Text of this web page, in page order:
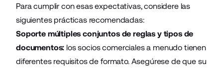
Para cumplir con esas expectativas, considere las
siguientes prácticas recomendadas:
Soporte múltiples conjuntos de reglas y tipos de
documentos: los socios comerciales a menudo tienen
diferentes requisitos de formato. Asegúrese de que su